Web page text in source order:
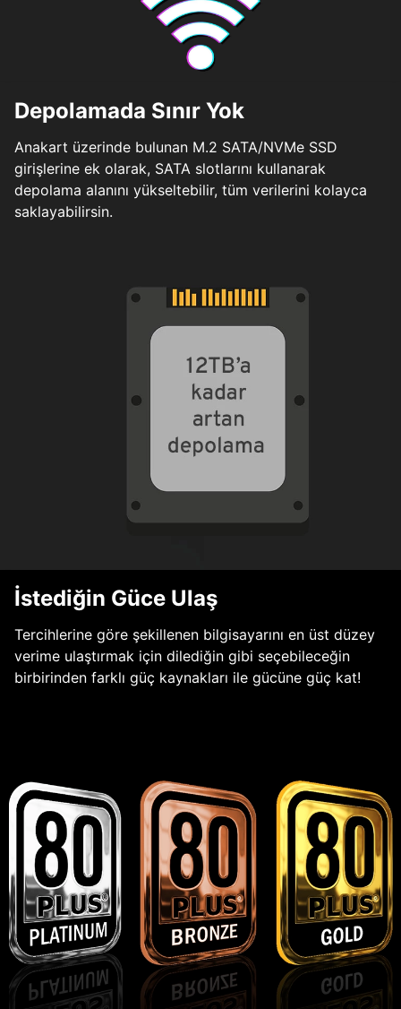
Depolamada Sınır Yok
Anakart üzerinde bulunan M.2 SATA/NVMe SSD
girişlerine ek olarak, SATA slotlarını kullanarak
depolama alanını yükseltebilir, tüm verilerini kolayca
saklayabilirsin.
İstediğin Güce Ulaş
Tercihlerine göre şekillenen bilgisayarını en üst düzey
verime ulaştırmak için dilediğin gibi seçebileceğin
birbirinden farklı güç kaynakları ile gücüne güç kat!